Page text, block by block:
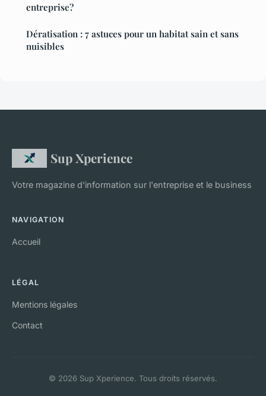
entreprise?
Dératisation : 7 astuces pour un habitat sain et sans
nuisibles
Sup Xperience
Votre magazine d'information sur l'entreprise et le business
NAVIGATION
Accueil
LÉGAL
Mentions légales
Contact
© 2026 Sup Xperience. Tous droits réservés.